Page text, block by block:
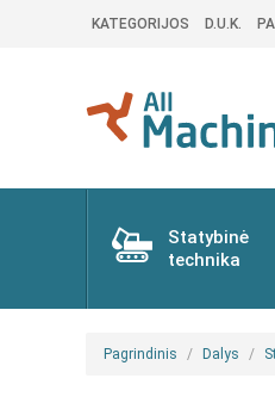
KATEGORIJOS D.U.K.
Statybinė
technika
Pagrindinis Dalys